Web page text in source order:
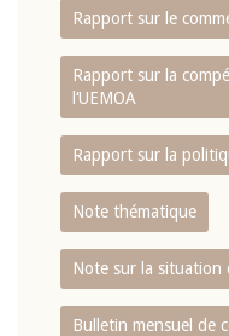
Rapport sur le
Rapport sur la
l‘UEMOA
Rapport sur la
Note thématique
Note sur la situation
Bulletin mensuel de